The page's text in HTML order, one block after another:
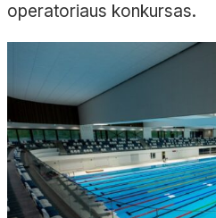
operatoriaus konkursas.